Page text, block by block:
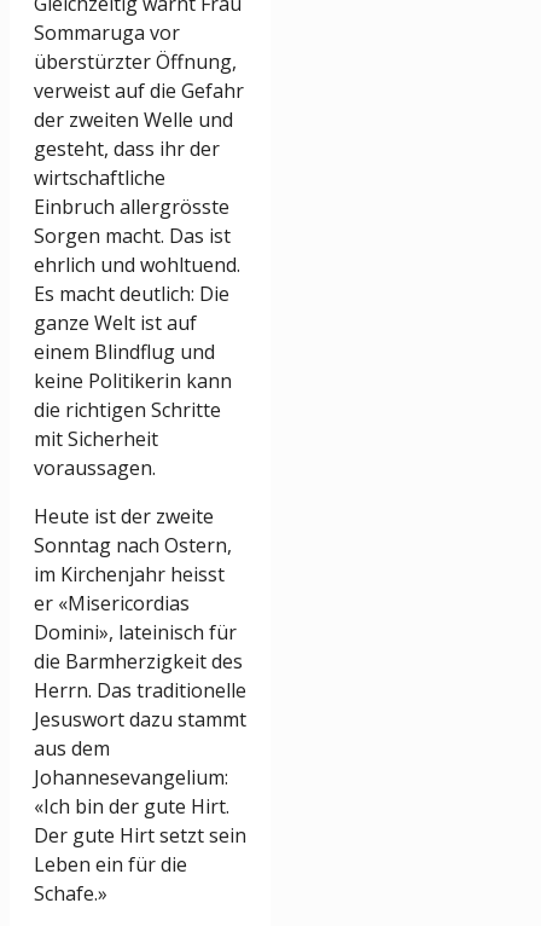
Sommaruga vor
überstürzter Öffnung,
verweist auf die Gefahr
der zweiten Welle und
gesteht, dass ihr der
wirtschaftliche
Einbruch allergrösste
Sorgen macht. Das ist
ehrlich und wohltuend.
Es macht deutlich: Die
ganze Welt ist auf
einem Blindflug und
keine Politikerin kann
die richtigen Schritte
mit Sicherheit
voraussagen.
Heute ist der zweite
Sonntag nach Ostern,
im Kirchenjahr heisst
er «Misericordias
Domini», lateinisch für
die Barmherzigkeit des
Herrn. Das traditionelle
Jesuswort dazu stammt
aus dem
Johannesevangelium:
«Ich bin der gute Hirt.
Der gute Hirt setzt sein
Leben ein für die
Schafe.»